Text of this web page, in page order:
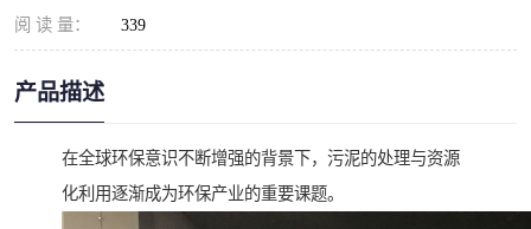
阅 读 量： 339
产品描述
在全球环保意识不断增强的背景下，污泥的处理与资源
化利用逐渐成为环保产业的重要课题。